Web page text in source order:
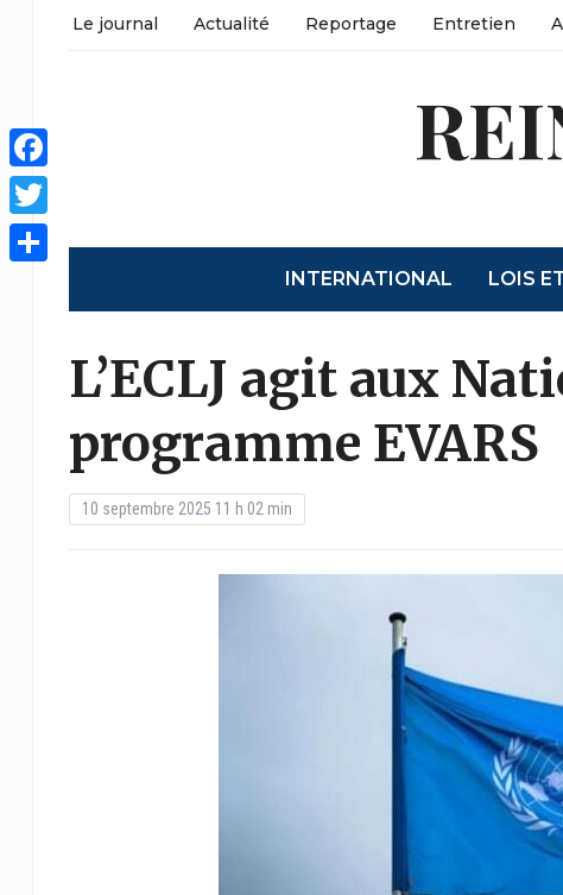
Le journal Actualité Reportage Entretien
INTERNATIONAL LOIS
L’ECLJ agit aux
programme EVARS
10 septembre 2025 11 h 02 min
Facebook
Twitter